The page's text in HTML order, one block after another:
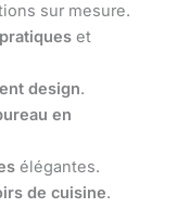
sur mesure.
et
design.
en
élégantes.
de cuisine.